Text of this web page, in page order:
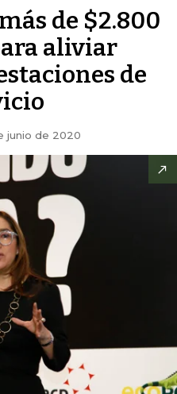
de $2.800
aliviar
de
junio de 2020